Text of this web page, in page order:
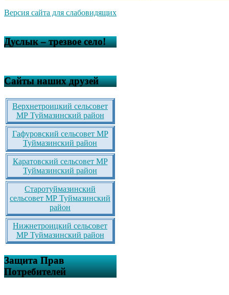
Версия сайта для слабовидящих
Дуслык – трезвое село!
Сайты наших друзей
Верхнетроицкий сельсовет
МР Туймазинский район
Гафуровский сельсовет МР
Туймазинский район
Каратовский сельсовет МР
Туймазинский район
Старотуймазинский
сельсовет МР Туймазинский
район
Нижнетроицкий сельсовет
МР Туймазинский район
Защита Прав
Потребителей